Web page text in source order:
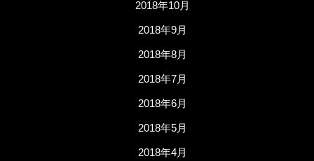
2018年10月
2018年9月
2018年8月
2018年7月
2018年6月
2018年5月
2018年4月